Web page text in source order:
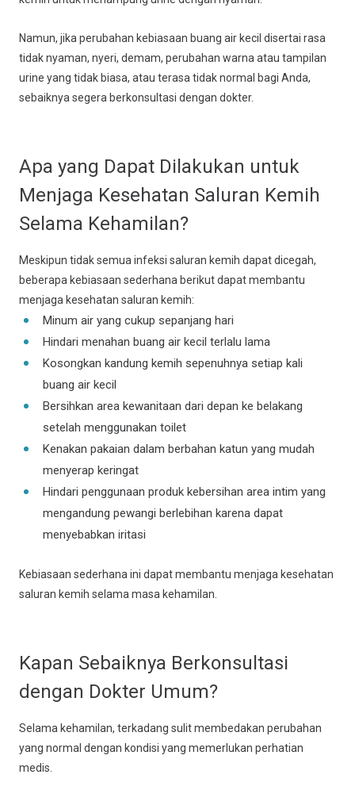
Namun, jika perubahan kebiasaan buang air kecil disertai rasa
tidak nyaman, nyeri, demam, perubahan warna atau tampilan
urine yang tidak biasa, atau terasa tidak normal bagi Anda,
sebaiknya segera berkonsultasi dengan dokter.
Apa yang Dapat Dilakukan untuk
Menjaga Kesehatan Saluran Kemih
Selama Kehamilan?
Meskipun tidak semua infeksi saluran kemih dapat dicegah,
beberapa kebiasaan sederhana berikut dapat membantu
menjaga kesehatan saluran kemih:
Minum air yang cukup sepanjang hari
Hindari menahan buang air kecil terlalu lama
Kosongkan kandung kemih sepenuhnya setiap kali
buang air kecil
Bersihkan area kewanitaan dari depan ke belakang
setelah menggunakan toilet
Kenakan pakaian dalam berbahan katun yang mudah
menyerap keringat
Hindari penggunaan produk kebersihan area intim yang
mengandung pewangi berlebihan karena dapat
menyebabkan iritasi
Kebiasaan sederhana ini dapat membantu menjaga kesehatan
saluran kemih selama masa kehamilan.
Kapan Sebaiknya Berkonsultasi
dengan Dokter Umum?
Selama kehamilan, terkadang sulit membedakan perubahan
yang normal dengan kondisi yang memerlukan perhatian
medis.